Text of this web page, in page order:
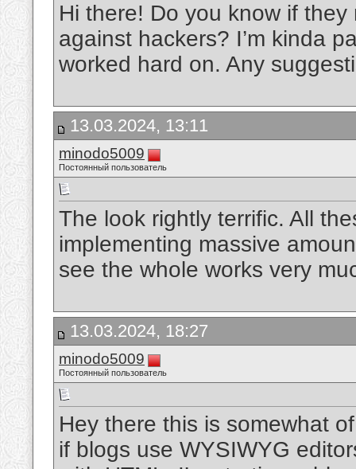
Hi there! Do you know if
against hackers? I’m kinda
worked hard on. Any
13.03.2024, 13:11
minodo5009
Постоянный пользователь
The look rightly terrific. All
implementing massive
see the whole works very
13.03.2024, 18:27
minodo5009
Постоянный пользователь
Hey there this is somewhat
if blogs use WYSIWYG